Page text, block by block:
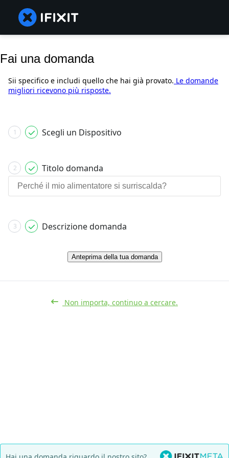
Fai una domanda
Sii specifico e includi quello che hai già provato. Le domande
migliori ricevono più risposte.
1 Scegli un Dispositivo
2 Titolo domanda
3 Descrizione domanda
Anteprima della tua domanda
Non importa, continuo a cercare.